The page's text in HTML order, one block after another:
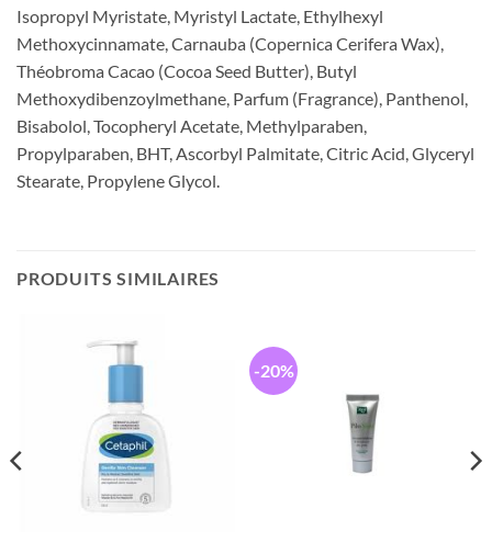
Isopropyl Myristate, Myristyl Lactate, Ethylhexyl
Methoxycinnamate, Carnauba (Copernica Cerifera Wax),
Théobroma Cacao (Cocoa Seed Butter), Butyl
Methoxydibenzoylmethane, Parfum (Fragrance), Panthenol,
Bisabolol, Tocopheryl Acetate, Methylparaben,
Propylparaben, BHT, Ascorbyl Palmitate, Citric Acid, Glyceryl
Stearate, Propylene Glycol.
PRODUITS SIMILAIRES
-20%